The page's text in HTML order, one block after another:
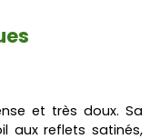
et très doux. Sa
aux reflets satinés,